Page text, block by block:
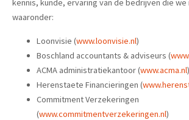
kennis, kunde, ervaring van de bedrijven die we
waaronder:
Loonvisie (www.loonvisie.nl)
Boschland accountants & adviseurs (
ACMA administratiekantoor (www.acma.nl)
Herenstaete Financieringen (
Commitment Verzekeringen
(www.commitmentverzekeringen.nl)